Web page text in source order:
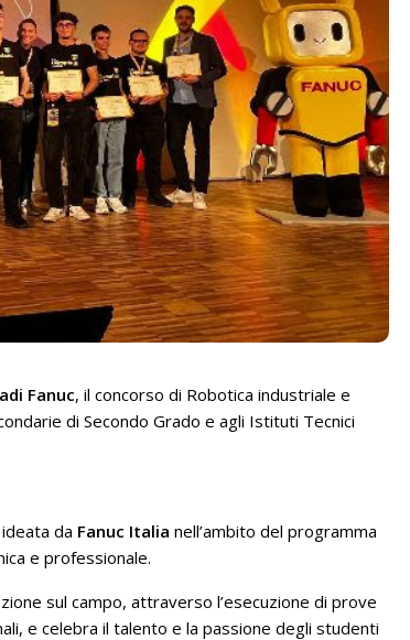
Fanuc, il concorso di Robotica industriale e
di Secondo Grado e agli Istituti Tecnici
da Fanuc Italia nell’ambito del programma
e professionale.
sul campo, attraverso l’esecuzione di prove
e celebra il talento e la passione degli studenti